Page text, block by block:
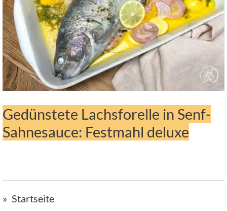
Gedünstete Lachsforelle in Senf-
Sahnesauce: Festmahl deluxe
Startseite